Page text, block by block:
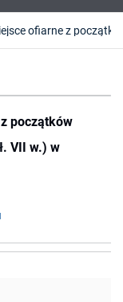
początków
VII w.) w